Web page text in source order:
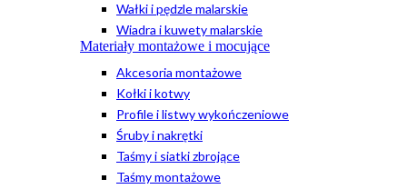
Wałki i pędzle malarskie
Wiadra i kuwety malarskie
Materiały montażowe i mocujące
Akcesoria montażowe
Kołki i kotwy
Profile i listwy wykończeniowe
Śruby i nakrętki
Taśmy i siatki zbrojące
Taśmy montażowe